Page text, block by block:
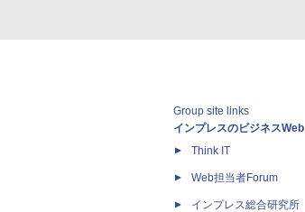
Group site links
インプレスのビジネスWeb
Think IT
Web担当者Forum
インプレス総合研究所